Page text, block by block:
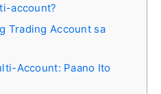
account?
Trading Account sa
Account: Paano Ito